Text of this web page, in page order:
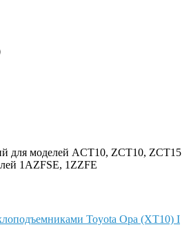
для моделей ACT10, ZCT10, ZCT15
1AZFSE, 1ZZFE